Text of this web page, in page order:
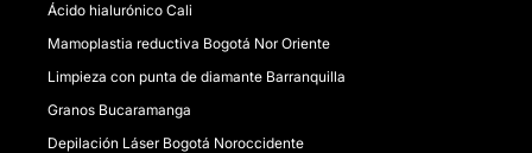
Ácido hialurónico Cali
Mamoplastia reductiva Bogotá Nor Oriente
Limpieza con punta de diamante Barranquilla
Granos Bucaramanga
Depilación Láser Bogotá Noroccidente